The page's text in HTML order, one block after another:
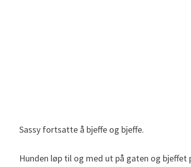
Sassy fortsatte å bjeffe og bjeffe.
Hunden løp til og med ut på gaten og